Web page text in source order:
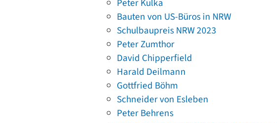
Peter Kulka
Bauten von US-Büros in NRW
Schulbaupreis NRW 2023
Peter Zumthor
David Chipperfield
Harald Deilmann
Gottfried Böhm
Schneider von Esleben
Peter Behrens